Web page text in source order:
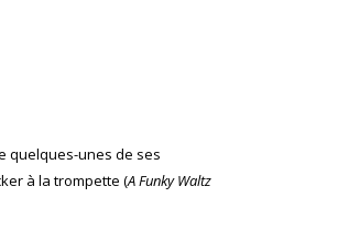
quelques-unes de ses
à la trompette (A Funky Waltz